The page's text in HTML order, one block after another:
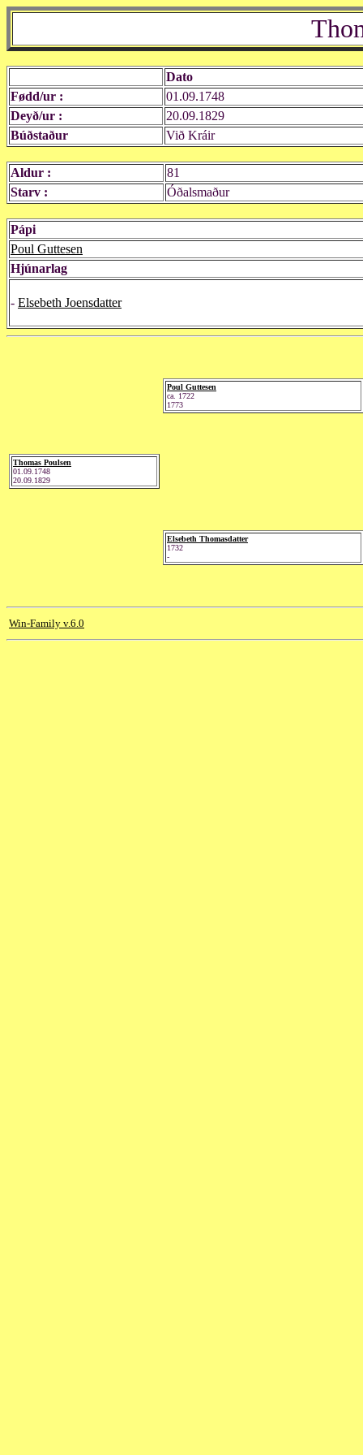
Dato
Fødd/ur :
01.09.1748
Deyð/ur :
20.09.1829
Búðstaður
Við Kráir
Aldur :
81
Starv :
Óðalsmaður
Pápi
Poul Guttesen
Hjúnarlag
- Elsebeth Joensdatter
Thomas Poulsen
01.09.1748
20.09.1829
Poul Guttesen
ca. 1722
1773
Elsebeth Thomasdatter
1732
-
Win-Family v.6.0